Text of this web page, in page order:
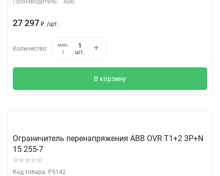
Производитель: ABB
27 297 ₽ /шт.
Количество:
мин.
1
шт.
В корзину
Ограничитель перенапряжения ABB OVR T1+2 3P+N
15 255-7
Код товара: P5142